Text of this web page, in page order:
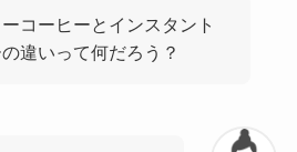
コーヒーとインスタント
違いって何だろう？